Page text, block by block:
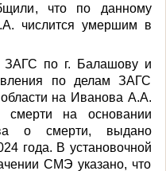
что по данному
числится умершим в
ЗАГС по г. Балашову и
по делам ЗАГС
на Иванова А.А.
смерти на основании
о смерти, выдано
года. В установочной
СМЭ указано, что